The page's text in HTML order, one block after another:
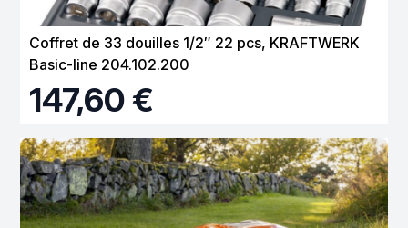
Coffret de 33 douilles 1/2″ 22 pcs, KRAFTWERK
Basic-line 204.102.200
147,60 €